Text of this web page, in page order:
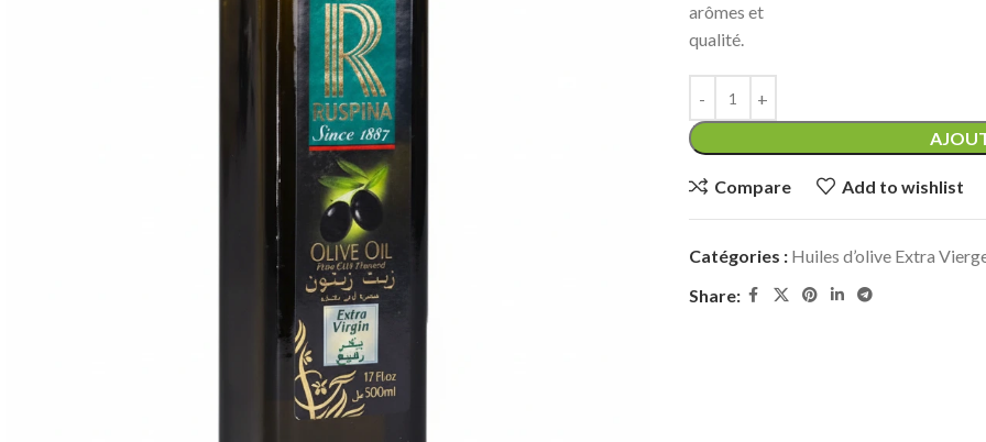
arômes et
qualité.
Compare Add to wishlist
Catégories : Huiles d’olive Extra
Share: